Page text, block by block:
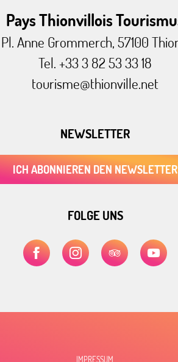
Pays Thionvillois
Pl. Anne Grommerch, 57100
Tel. +33 3 82 53 33 18
tourisme@thionville.net
NEWSLETTER
ICH ABONNIEREN DEN NEWSLETTER
FOLGE UNS
IMPRESSUM